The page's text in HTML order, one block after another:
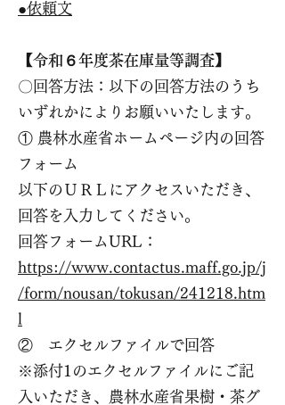
●依頼文
【令和６年度茶在庫量等調査】
〇回答方法：以下の回答方法のうち
いずれかによりお願いいたします。
① 農林水産省ホームページ内の回答
フォーム
以下のＵＲＬにアクセスいただき、
回答を入力してください。
回答フォームURL：
https://www.contactus.maff.go.jp/j
/form/nousan/tokusan/241218.htm
l
② エクセルファイルで回答
※添付1のエクセルファイルにご記
入いただき、農林水産省果樹・茶グ